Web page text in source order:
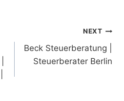
NEXT
Beck Steuerberatung |
Steuerberater Berlin